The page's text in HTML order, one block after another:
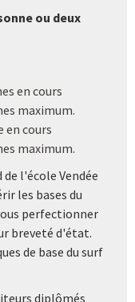
ou deux
en cours
maximum.
en cours
maximum.
l'école Vendée
les bases du
perfectionner
breveté d'état.
de base du surf
diplômés